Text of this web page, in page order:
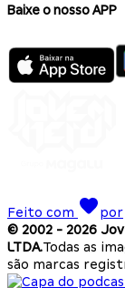
Baixe o nosso APP
Feito com
por
© 2002 - 2026
LTDA.Todas as
são marcas